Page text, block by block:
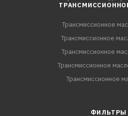
Трансмиссионное
Трансмиссионное
Трансмиссионное
Трансмиссионное
Трансмиссионное
ФИЛЬТРЫ